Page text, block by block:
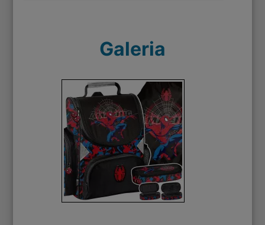
Galeria